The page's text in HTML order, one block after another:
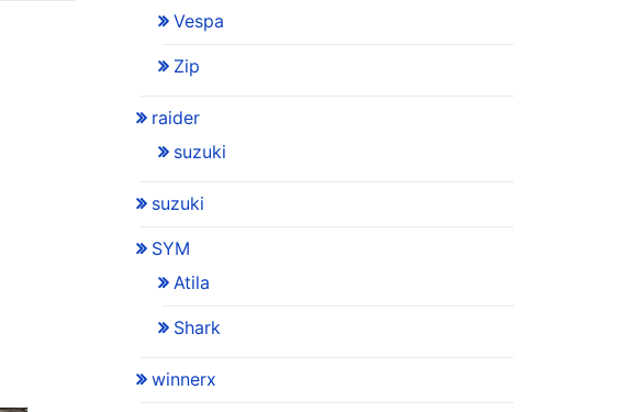
Vespa
Zip
raider
suzuki
suzuki
SYM
Atila
Shark
winnerx